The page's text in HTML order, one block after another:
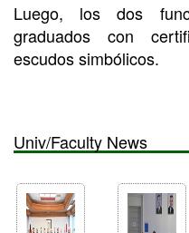
Luego, los dos
graduados con
escudos simbólicos.
Univ/Faculty News